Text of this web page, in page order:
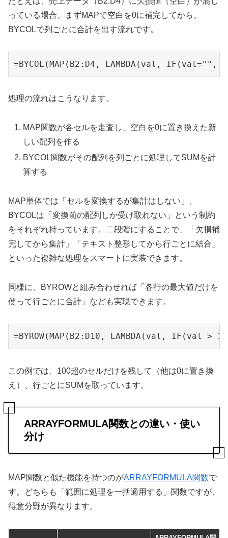
っている場合、まずMAPで空白を0に補完してから、
BYCOLで列ごとに合計を出す流れです。
=BYCOL(MAP(B2:D4, LAMBDA(val,
処理の流れはこうなります。
MAP関数が各セルを走査し、空白を0に置き換えた新
しい配列を作る
BYCOL関数がその配列を列ごとに処理してSUMを計
算する
MAP単体では「セルを変換するが集計はしない」、
BYCOLは「変換前の配列しか受け取れない」という制約
をそれぞれ持っています。二段階にすることで、「欠損補
完してから集計」「テキスト整形してから行ごとに結合」
といった複雑な処理をスマートに実装できます。
同様に、BYROWと組み合わせれば「各行の最大値だけを
使って行ごとに合計」なども実現できます。
=BYROW(MAP(B2:D10, LAMBDA(val, IF(val
この例では、100超のセルだけを残して（他は0に置き換
え）、行ごとにSUMを取っています。
ARRAYFORMULA関数との違い・使い
分け
MAP関数と似た機能を持つのがARRAYFORMULA関数で
す。どちらも「範囲に処理を一括適用する」関数ですが、
得意分野が異なります。